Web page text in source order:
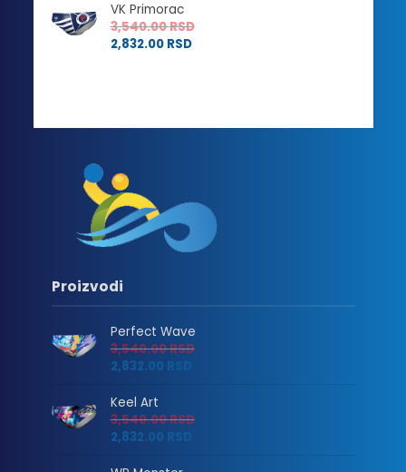
VK Primorac
3,540.00RSD
2,832.00 RSD
Proizvodi
Perfect Wave
3,540.00RSD
2,832.00 RSD
Keel Art
3,540.00RSD
2,832.00 RSD